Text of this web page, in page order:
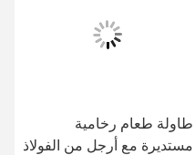
طاولة طعام رخامية
مستديرة مع أرجل من الفولاذ